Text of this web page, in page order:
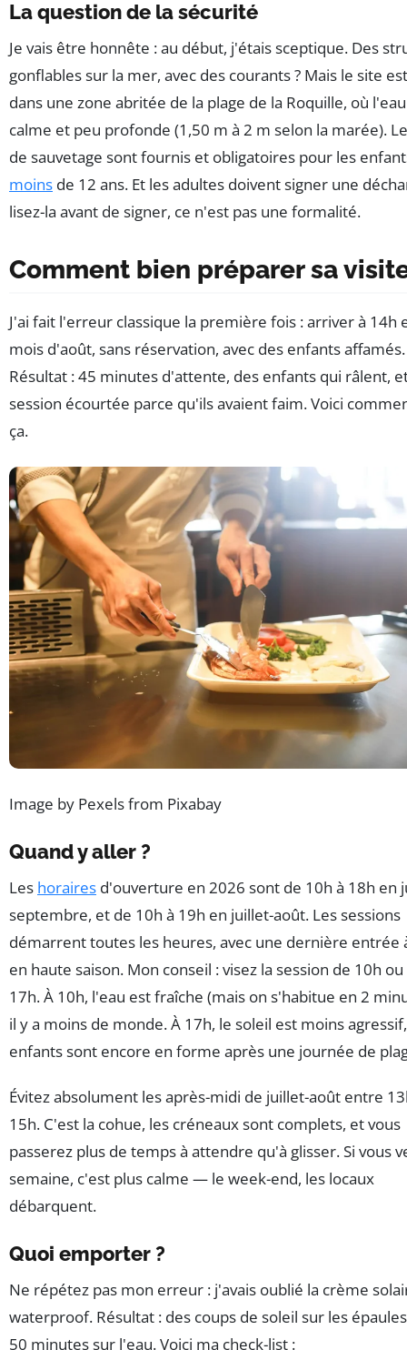
La question de la sécurité
Je vais être honnête : au début, j'étais sceptique. Des
gonflables sur la mer, avec des courants ? Mais le site
dans une zone abritée de la plage de la Roquille, où
calme et peu profonde (1,50 m à 2 m selon la marée).
de sauvetage sont fournis et obligatoires pour les
moins de 12 ans. Et les adultes doivent signer une
lisez-la avant de signer, ce n'est pas une formalité.
Comment bien préparer sa
J'ai fait l'erreur classique la première fois : arriver à 14h
mois d'août, sans réservation, avec des enfants affamés.
Résultat : 45 minutes d'attente, des enfants qui râlent,
session écourtée parce qu'ils avaient faim. Voici
ça.
Image by Pexels from Pixabay
Quand y aller ?
Les horaires d'ouverture en 2026 sont de 10h à 18h en
septembre, et de 10h à 19h en juillet-août. Les sessions
démarrent toutes les heures, avec une dernière entrée
en haute saison. Mon conseil : visez la session de 10h
17h. À 10h, l'eau est fraîche (mais on s'habitue en 2
il y a moins de monde. À 17h, le soleil est moins
enfants sont encore en forme après une journée de
Évitez absolument les après-midi de juillet-août entre
15h. C'est la cohue, les créneaux sont complets, et vous
passerez plus de temps à attendre qu'à glisser. Si vous
semaine, c'est plus calme — le week-end, les locaux
débarquent.
Quoi emporter ?
Ne répétez pas mon erreur : j'avais oublié la crème
waterproof. Résultat : des coups de soleil sur les
50 minutes sur l'eau. Voici ma check-list :